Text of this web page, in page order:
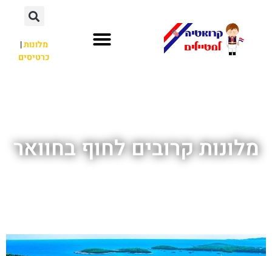
מלונות|
כרטיסים
מלונות קרובים לחוף בחוואר